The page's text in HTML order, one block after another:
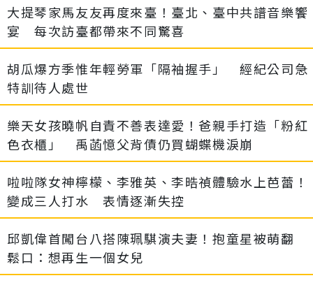
大提琴家馬友友再度來臺！臺北、臺中共譜音樂饗
宴 每次訪臺都帶來不同驚喜
胡瓜爆方季惟年輕勞軍「隔袖握手」 經紀公司急
特訓待人處世
樂天女孩曉帆自責不善表達愛！爸親手打造「粉紅
色衣櫃」 禹菡憶父背債仍買蝴蝶機淚崩
啦啦隊女神檸檬、李雅英、李晧禎體驗水上芭蕾！
變成三人打水 表情逐漸失控
邱凱偉首闖台八搭陳珮騏演夫妻！抱童星被萌翻
鬆口：想再生一個女兒